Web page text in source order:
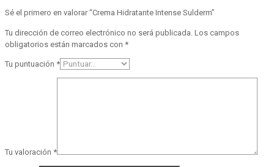
Sé el primero en valorar “Crema Hidratante Intense Sulderm”
Tu dirección de correo electrónico no será publicada. Los campos
obligatorios están marcados con *
Tu puntuación *
Tu valoración *